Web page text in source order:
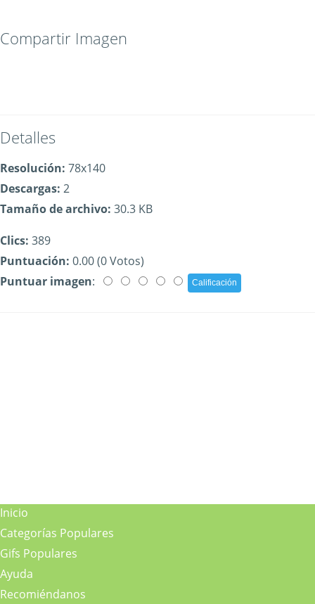
Compartir Imagen
Detalles
Resolución: 78x140
Descargas: 2
Tamaño de archivo: 30.3 KB
Clics: 389
Puntuación: 0.00 (0 Votos)
Puntuar imagen:
Inicio
Categorías Populares
Gifs Populares
Ayuda
Recomiéndanos